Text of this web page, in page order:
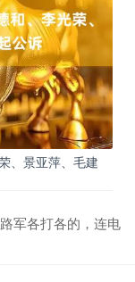
、景亚萍、毛建
军各打各的，连电